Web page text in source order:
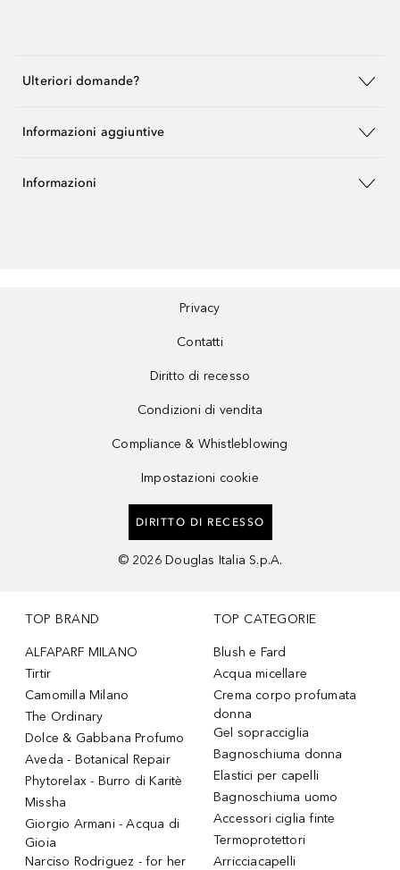
Ulteriori domande?
Informazioni aggiuntive
Informazioni
Privacy
Contatti
Diritto di recesso
Condizioni di vendita
Compliance & Whistleblowing
Impostazioni cookie
DIRITTO DI RECESSO
© 2026 Douglas Italia S.p.A.
TOP BRAND
ALFAPARF MILANO
Tirtir
Camomilla Milano
The Ordinary
Dolce & Gabbana Profumo
Aveda - Botanical Repair
Phytorelax - Burro di Karitè
Missha
Giorgio Armani - Acqua di
Gioia
Narciso Rodriguez - for her
TOP CATEGORIE
Blush e Fard
Acqua micellare
Crema corpo profumata
donna
Gel sopracciglia
Bagnoschiuma donna
Elastici per capelli
Bagnoschiuma uomo
Accessori ciglia finte
Termoprotettori
Arricciacapelli